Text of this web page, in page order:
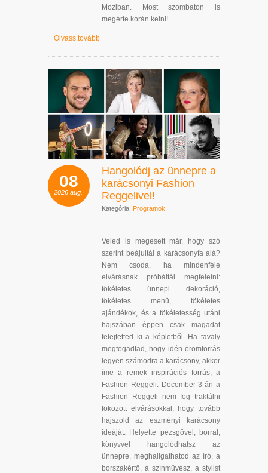
Moziban. Most szombaton is
megérte korán kelni!
Olvass tovább
08
2026 aug.
Hangolódj az ünnepre a
karácsonyi Fashion
Reggelivel!
Kategória: Programok
Veled is megesett már, hogy szó
szerint beájultál a karácsonyfa alá?
Nem csoda, ha mindenféle
elvárásnak próbáltál megfelelni:
tökéletes ünnepi dekoráció,
tökéletes menü, tökéletes
ajándékok, és a tökéletesség utáni
hajszában éppen csak magadat
felejtetted ki a képletből. Ha tavaly
megfogadtad, hogy idén örömforrás
legyen számodra a karácsony, akkor
íme a remek inspirációs forrás, a
Fashion Reggeli. December 3-án a
Fashion Reggeli nem fog traktálni
fokozott elvárásokkal, hogy tovább
hajszold az eszményi karácsony
ideáját. Helyette pezsgővel, borral,
könyvvel hangolódhatsz az
ünnepre, meghallgathatod az író, a
borszakértő, a színművész, a stylist